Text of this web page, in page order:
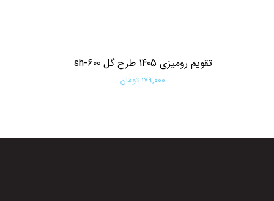
تقویم رومیزی 1405 طرح گل sh-600
۱۷۹,۰۰۰ تومان